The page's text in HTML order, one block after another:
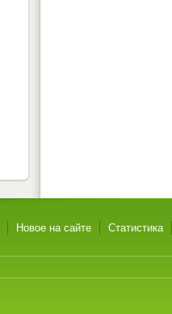
Новое на сайте Статистика